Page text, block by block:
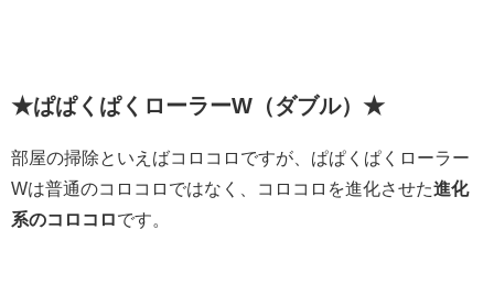
★ぱぱくぱくローラーW（ダブル）★
部屋の掃除といえばコロコロですが、ぱぱくぱくローラー
Wは普通のコロコロではなく、コロコロを進化させた進化
系のコロコロです。